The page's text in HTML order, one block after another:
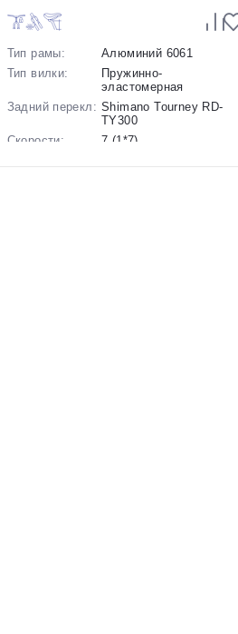
Тип рамы:
Алюминий 6061
Тип вилки:
Пружинно-
эластомерная
Задний перекл: Shimano Tourney RD-
TY300
Скорости:
7 (1*7)